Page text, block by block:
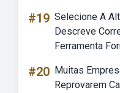
#19 Selecione A
Descreve
Ferramenta
#20 Muitas
Reprovarem